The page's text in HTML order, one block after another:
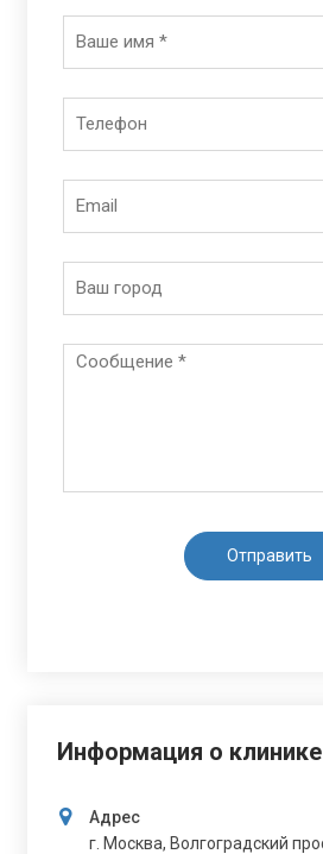
Информация о клинике
Адрес
г. Москва, Волгоградский